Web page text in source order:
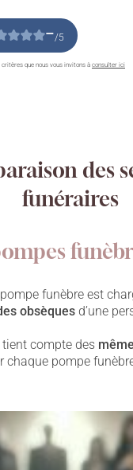
–/5
que nous vous invitons à consulter ici
des
funéraires
pompe funèbre est
obsèques d’une
compte des
chaque pompe